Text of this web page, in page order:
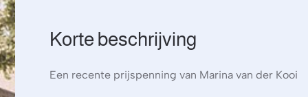
Korte beschrijving
Een recente prijspenning van Marina van der Kooi